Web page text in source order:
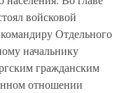
войсковой
Отдельного
начальнику
гражданским
отношении